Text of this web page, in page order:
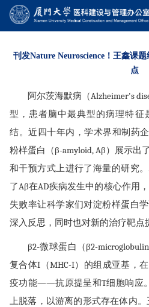
刊发Nature Neuroscience！王鑫课
点
阿尔茨海默病（Alzheimer's
型，患者脑中最典型的病理特征
结。近四十年内，学术界和制药
粉样蛋白（β-amyloid, Aβ）展示出
和干预方式上进行了海量的研究
了Aβ在AD疾病发生中的核心作用
失败率让科学家们对淀粉样蛋白
深入反思，同时也对新的治疗靶点
β2-微球蛋白（β2-
复合体I（MHC-I）的组成亚基，
疫功能——抗原提呈和T细胞响应
上脱落，以游离的形式存在体内